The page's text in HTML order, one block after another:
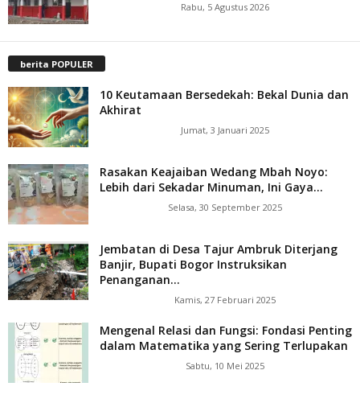
Rabu, 5 Agustus 2026
berita POPULER
10 Keutamaan Bersedekah: Bekal Dunia dan
Akhirat
Jumat, 3 Januari 2025
Rasakan Keajaiban Wedang Mbah Noyo:
Lebih dari Sekadar Minuman, Ini Gaya...
Selasa, 30 September 2025
Jembatan di Desa Tajur Ambruk Diterjang
Banjir, Bupati Bogor Instruksikan
Penanganan...
Kamis, 27 Februari 2025
Mengenal Relasi dan Fungsi: Fondasi Penting
dalam Matematika yang Sering Terlupakan
Sabtu, 10 Mei 2025